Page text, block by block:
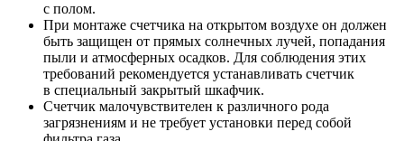
с полом.
При монтаже счетчика на открытом воздухе он должен
быть защищен от прямых солнечных лучей, попадания
пыли и атмосферных осадков. Для соблюдения этих
требований рекомендуется устанавливать счетчик
в специальный закрытый шкафчик.
Счетчик малочувствителен к различного рода
загрязнениям и не требует установки перед собой